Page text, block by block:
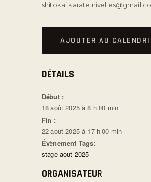
AJOUTER AU
DÉTAILS
Début :
18 août 2025 à 8 h 00 min
Fin :
22 août 2025 à 17 h 00 min
Évènement Tags:
stage aout 2025
ORGANISATEUR